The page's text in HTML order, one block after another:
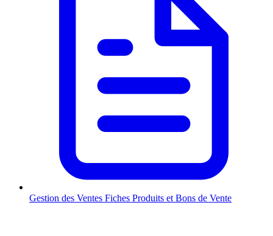
Gestion des Ventes Fiches Produits et Bons de Vente